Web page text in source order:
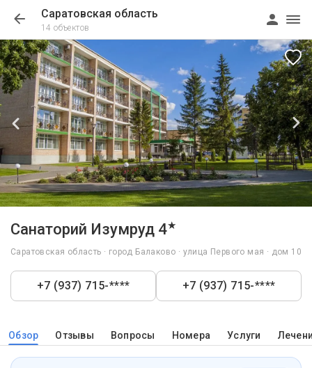
Саратовская область
14 объектов
Санаторий Изумруд 4★
Саратовская область · город Балаково · улица Первого мая · дом 10
+7 (937) 715-**** +7 (937) 715-****
Обзор Отзывы Вопросы Номера Услуги